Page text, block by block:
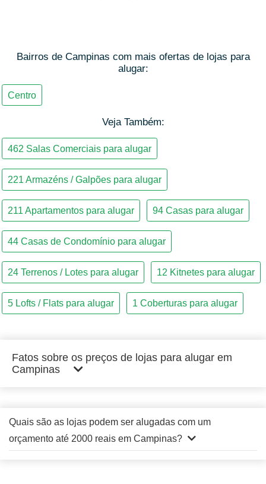
Bairros de Campinas com mais ofertas de lojas para
alugar:
Veja Também:
Fatos sobre os preços de lojas para alugar em
Campinas
Quais são as lojas podem ser alugadas com um
orçamento até 2000 reais em Campinas?